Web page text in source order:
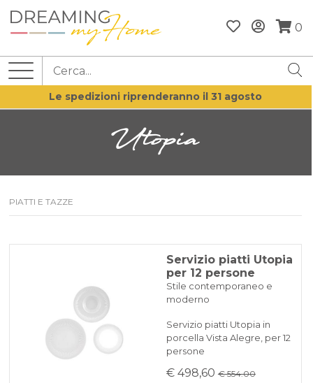
0
Le spedizioni riprenderanno il 31 agosto
Utopia
PIATTI E TAZZE
Servizio piatti Utopia
per 12 persone
Stile contemporaneo e
moderno
Servizio piatti Utopia in
porcella Vista Alegre, per 12
persone
€ 498,60 € 554.00